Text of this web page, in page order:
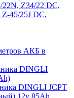
Z34/22 DC,
45/25J DC,
АКБ в
DINGLI
DINGLI JCPT
12v 85Ah